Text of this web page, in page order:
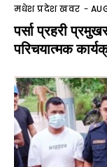
मधेश प्रदेश खवर -
पर्सा प्रहरी
परिचयात्मक